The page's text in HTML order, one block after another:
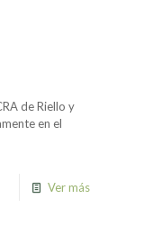
de Riello y
en el
Ver más